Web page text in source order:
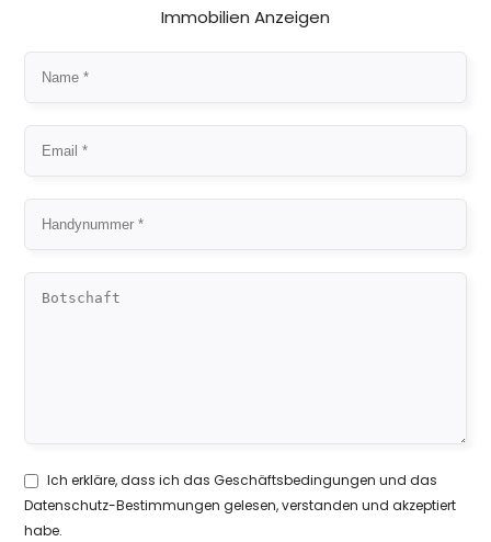
Immobilien Anzeigen
Ich erkläre, dass ich dasGeschäftsbedingungen und das
Datenschutz-Bestimmungen gelesen, verstanden und akzeptiert
habe.